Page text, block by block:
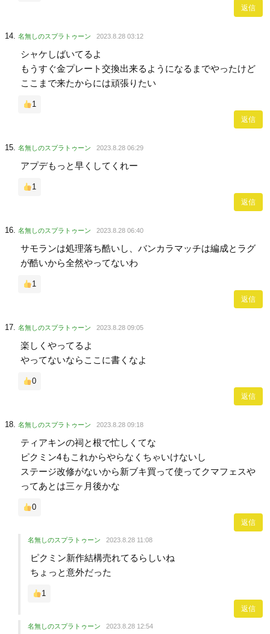
返信
名無しのスプラトゥーン 2023.8.28 03:12
シャケしばいてるよ
もうすぐ金プレート交換出来るようになるまでやったけど
ここまで来たからには頑張りたい
1
返信
名無しのスプラトゥーン 2023.8.28 06:29
アプデもっと早くしてくれー
1
返信
名無しのスプラトゥーン 2023.8.28 06:40
サモランは処理落ち酷いし、バンカラマッチは編成とラグ
が酷いから全然やってないわ
1
返信
名無しのスプラトゥーン 2023.8.28 09:05
楽しくやってるよ
やってないならここに書くなよ
0
返信
名無しのスプラトゥーン 2023.8.28 09:18
ティアキンの祠と根で忙しくてな
ピクミン4もこれからやらなくちゃいけないし
ステージ改修がないから新ブキ買って使ってクマフェスや
ってあとは三ヶ月後かな
0
返信
名無しのスプラトゥーン 2023.8.28 11:08
ピクミン新作結構売れてるらしいね
ちょっと意外だった
1
返信
名無しのスプラトゥーン 2023.8.28 12:54